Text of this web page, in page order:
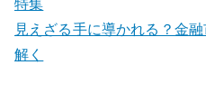
見えざる手に導かれる？金
解く